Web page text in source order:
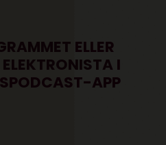
ELLER
ELEKTRONISTA I
APP